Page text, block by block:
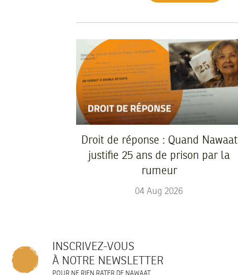
Droit de réponse : Quand Nawaat
justifie 25 ans de prison par la
rumeur
04 Aug 2026
INSCRIVEZ-VOUS
À NOTRE NEWSLETTER